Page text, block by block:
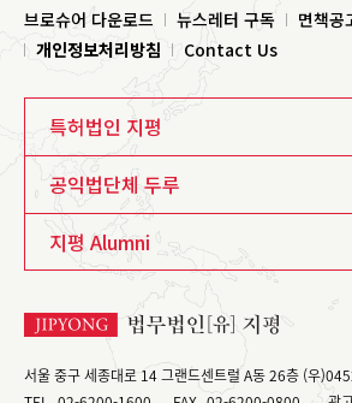
브로슈어 다운로드 뉴스레터 구독 면책공
개인정보처리방침
Contact Us
특허법인 지평
공익법단체 두루
지평 Alumni
서울 중구 세종대로 14 그랜드센트럴 A동 26층 (우